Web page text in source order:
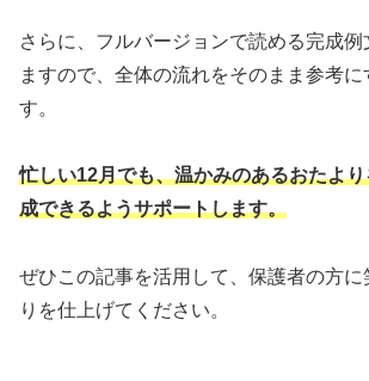
さらに、フルバージョンで読める完成
ますので、全体の流れをそのまま参考
す。
忙しい12月でも、温かみのあるおたよ
成できるようサポートします。
ぜひこの記事を活用して、保護者の方に
りを仕上げてください。